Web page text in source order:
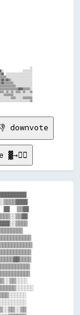
▒▒░░░░
▓▓▓▓░░░░░░
░░
░░░░░░░░
░░░░░░░░░░░░░░░░░░░░░░
downvote
▓▓  ▒▒▓▓